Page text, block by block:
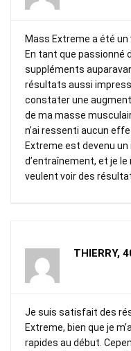
Mass Extreme a été
En tant que passionné
suppléments
résultats aussi
constater une
de ma masse
n’ai ressenti aucun
Extreme est devenu
d’entraînement, et je
veulent voir des
THIERRY,
Je suis satisfait des
Extreme, bien que je
rapides au début.